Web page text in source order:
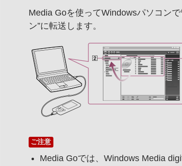
Media Goを使ってWindowsパソコン
ン”に転送します。
ご注意
Media Goでは、Windows Media